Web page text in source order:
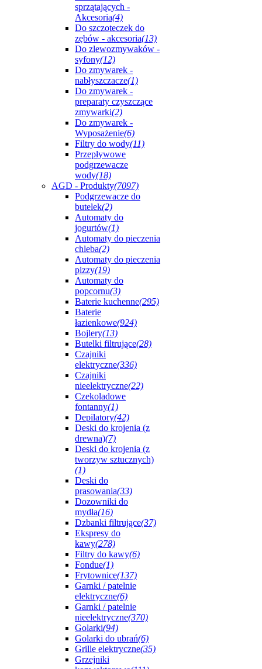
sprzątających -
Akcesoria(4)
Do szczoteczek do
zębów - akcesoria(13)
Do zlewozmywaków -
syfony(12)
Do zmywarek -
nabłyszczacze(1)
Do zmywarek -
preparaty czyszczące
zmywarki(2)
Do zmywarek -
Wyposażenie(6)
Filtry do wody(11)
Przepływowe
podgrzewacze
wody(18)
AGD - Produkty(7097)
Podgrzewacze do
butelek(2)
Automaty do
jogurtów(1)
Automaty do pieczenia
chleba(2)
Automaty do pieczenia
pizzy(19)
Automaty do
popcornu(3)
Baterie kuchenne(295)
Baterie
łazienkowe(924)
Bojlery(13)
Butelki filtrujące(28)
Czajniki
elektryczne(336)
Czajniki
nieelektryczne(22)
Czekoladowe
fontanny(1)
Depilatory(42)
Deski do krojenia (z
drewna)(7)
Deski do krojenia (z
tworzyw sztucznych)
(1)
Deski do
prasowania(33)
Dozowniki do
mydła(16)
Dzbanki filtrujące(37)
Ekspresy do
kawy(278)
Filtry do kawy(6)
Fondue(1)
Frytownice(137)
Garnki / patelnie
elektryczne(6)
Garnki / patelnie
nieelektryczne(370)
Golarki(94)
Golarki do ubrań(6)
Grille elektryczne(35)
Grzejniki